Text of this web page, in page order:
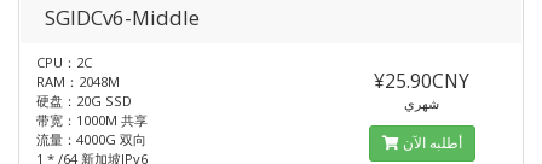
SGIDCv6-Middle
CPU：2C
RAM：2048M
硬盘：20G SSD
带宽：1000M 共享
流量：4000G 双向
1 * /64 新加坡IPv6
¥25.90CNY
شهري
أطلبه الآن